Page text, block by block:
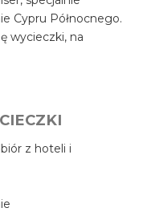
Cypru Północnego.
wycieczki, na
z hoteli i